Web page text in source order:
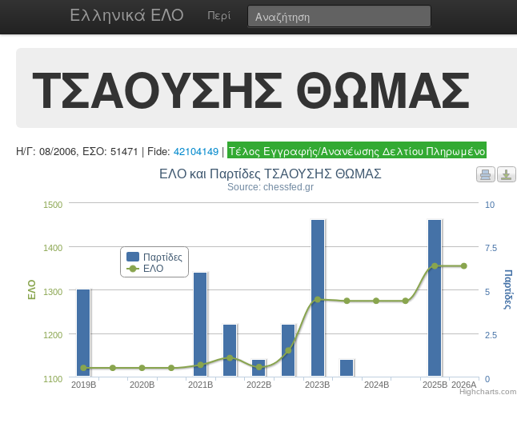
Ελληνικά ΕΛΟ Περί
ΤΣΑΟΥΣΗΣ ΘΩΜΑΣ
Η/Γ: 08/2006, ΕΣΟ: 51471 | Fide: 42104149 | Τέλος Εγγραφής/Ανανέωσης Δελτίου Πληρωμένο
ΕΛΟ και Παρτίδες ΤΣΑΟΥΣΗΣ ΘΩΜΑΣ
Source: chessfed.gr
Παρτίδες
ΕΛΟ
2019B 2020B 2021B 2022B 2023B 2024B 2025B 2026A
1100
1200
1300
1400
1500
ΕΛΟ
0
2.5
5
7.5
10
Παρτίδες
Highcharts.com